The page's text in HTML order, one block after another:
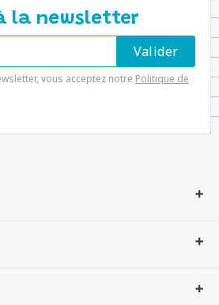
la newsletter
vous acceptez notre Politique de